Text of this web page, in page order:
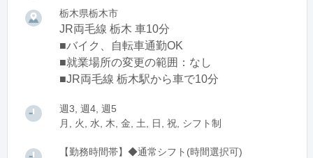
栃木県栃木市
JR両毛線 栃木 車10分
■バイク、自転車通勤OK
■就業場所の変更の範囲：なし
■JR両毛線 栃木駅から車で10分
週3, 週4, 週5
月, 火, 水, 木, 金, 土, 日, 祝, シフト制
【勤務時間帯】◆通常シフト(時間選択可)